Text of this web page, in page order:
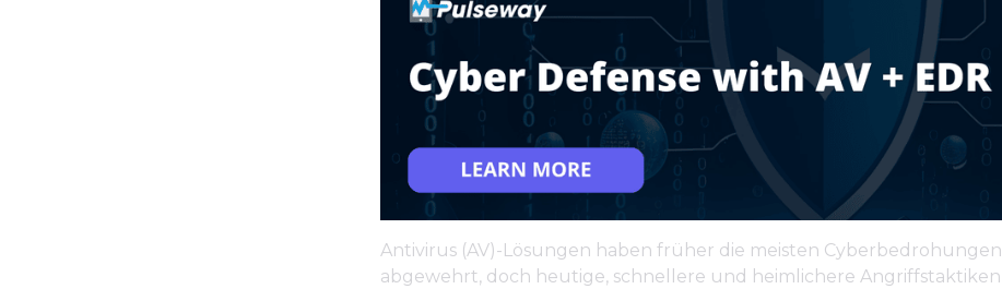
Antivirus (AV)-Lösungen haben früher die meisten Cyberbedrohungen
abgewehrt, doch heutige, schnellere und heimlichere Angriffstaktiken